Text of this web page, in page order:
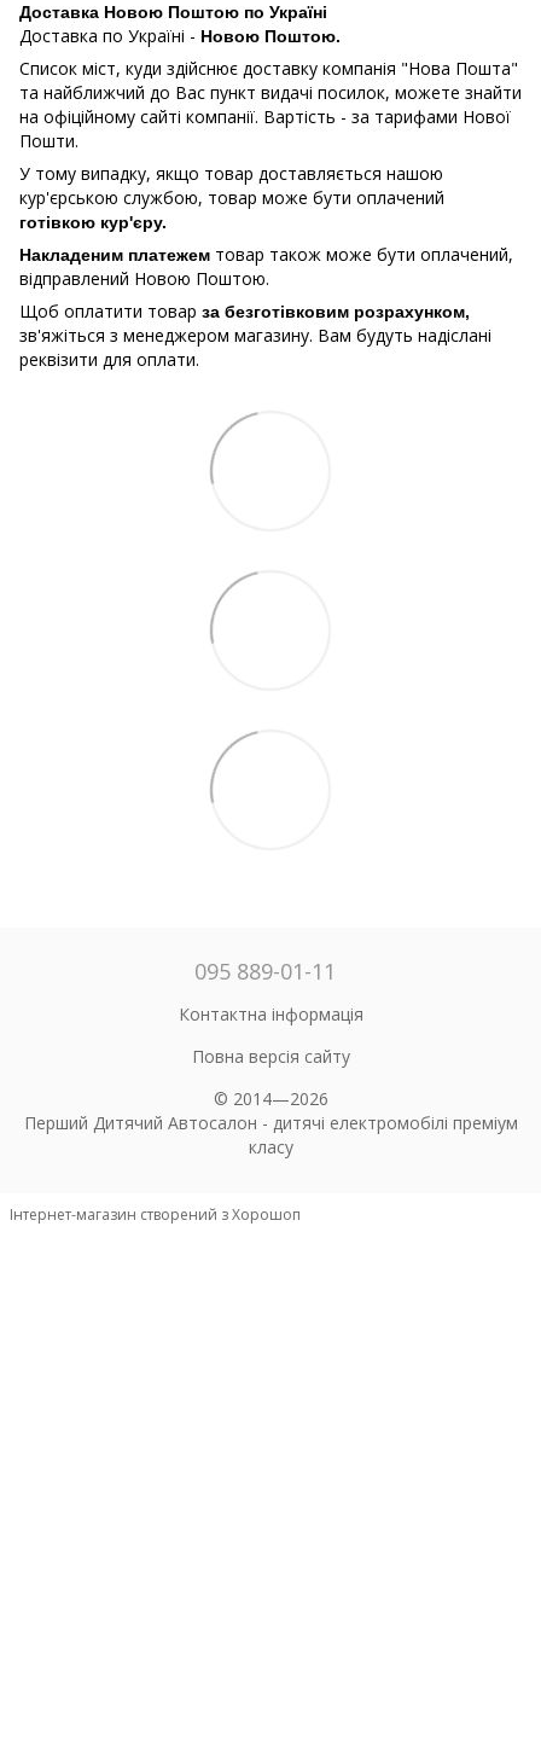
Доставка Новою Поштою по Україні
Доставка по Україні - Новою Поштою.
Список міст, куди здійснює доставку компанія "Нова Пошта"
та найближчий до Вас пункт видачі посилок, можете знайти
на офіційному сайті компанії. Вартість - за тарифами Нової
Пошти.
У тому випадку, якщо товар доставляється нашою
кур'єрською службою, товар може бути оплачений
готівкою кур'єру.
Накладеним платежем товар також може бути оплачений,
відправлений Новою Поштою.
Щоб оплатити товар за безготівковим розрахунком,
зв'яжіться з менеджером магазину. Вам будуть надіслані
реквізити для оплати.
095 889-01-11
Контактна інформація
Повна версія сайту
© 2014—2026
Перший Дитячий Автосалон - дитячі електромобілі преміум
класу
Інтернет-магазин створений з Хорошоп